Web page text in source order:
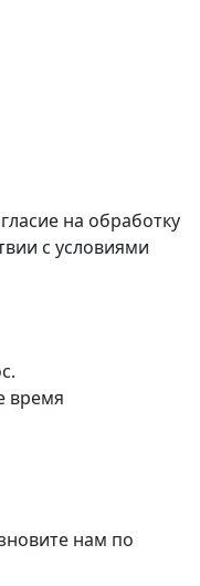
на обработку
с условиями
время
нам по